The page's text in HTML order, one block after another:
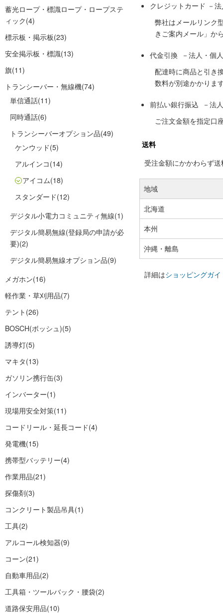
蓄光ロープ・標識ロープ・ロープステ
ィック(4)
標示板・掲示板(23)
安全掲示板・標識(13)
旗(11)
トランシーバー・無線機(74)
単信通話(11)
同時通話(6)
トランシーバーオプション品(49)
ケンウッド(5)
アルインコ(14)
アイコム(18)
スタンダード(12)
デジタル小電力コミュニティ無線(1)
デジタル簡易無線(登録局の申請が必
要)(2)
デジタル簡易無線オプション品(9)
メガホン(16)
軽作業・草刈用品(7)
テント (26)
BOSCH(ボッシュ)(5)
誘導灯(5)
マキタ(13)
ガソリン携行缶(3)
インバーター(1)
現場用安全対策(11)
コードリール・延長コード(4)
発電機(15)
携帯型バッテリー(4)
作業用品(21)
探傷剤(3)
コンクリート製品吊具(1)
工具(2)
アルコール検知器(9)
コーン(21)
自動車用品(2)
工具箱・ツールバック・腰袋(2)
道路保安用品(10)
クレジットカード －
弊社はメールリンク
きご案内メール」か
代金引換 －法人・個
配達時に商品と引き
数料が別途かかりま
前払い銀行振込 －法
ご注文金額を指定口
送料
受注金額にかかわらず
地域
北海道
本州
沖縄・離島
詳細はショッピングガイ